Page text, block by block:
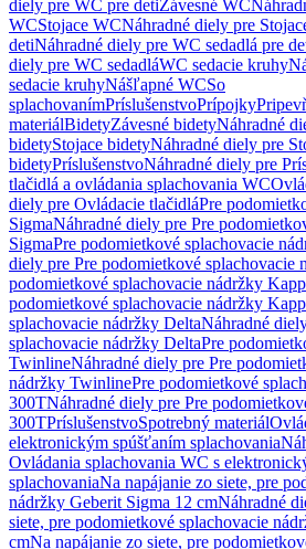
diely pre WC pre detiZávesné WC
WCStojace WCNáhradné diely pre
detiNáhradné diely pre WC sedadlá pre
diely pre WC sedadláWC sedacie kruhy
sedacie kruhyNášľapné WCSo
splachovanímPríslušenstvoPrípojky
materiálBidetyZávesné bidetyNáhradné
bidetyStojace bidetyNáhradné diely pre
bidetyPríslušenstvoNáhradné diely pre
tlačidlá a ovládania splachovania WC
diely pre Ovládacie tlačidláPre
SigmaNáhradné diely pre Pre
SigmaPre podomietkové splachovacie
diely pre Pre podomietkové splachovacie
podomietkové splachovacie nádržky
podomietkové splachovacie nádržky
splachovacie nádržky DeltaNáhradné
splachovacie nádržky DeltaPre
TwinlineNáhradné diely pre Pre
nádržky TwinlinePre podomietkové
300TNáhradné diely pre Pre
300TPríslušenstvoSpotrebný materiál
elektronickým spúšťaním splachovania
Ovládania splachovania WC s
splachovaniaNa napájanie zo siete, pre
nádržky Geberit Sigma 12 cmNáhradné
siete, pre podomietkové splachovacie
cmNa napájanie zo siete, pre